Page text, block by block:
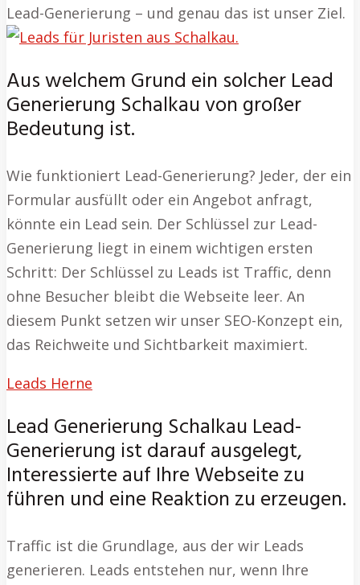
Lead-Generierung – und genau das ist unser Ziel.
Aus welchem Grund ein solcher Lead
Generierung Schalkau von großer
Bedeutung ist.
Wie funktioniert Lead-Generierung? Jeder, der ein
Formular ausfüllt oder ein Angebot anfragt,
könnte ein Lead sein. Der Schlüssel zur Lead-
Generierung liegt in einem wichtigen ersten
Schritt: Der Schlüssel zu Leads ist Traffic, denn
ohne Besucher bleibt die Webseite leer. An
diesem Punkt setzen wir unser SEO-Konzept ein,
das Reichweite und Sichtbarkeit maximiert.
Leads Herne
Lead Generierung Schalkau Lead-
Generierung ist darauf ausgelegt,
Interessierte auf Ihre Webseite zu
führen und eine Reaktion zu erzeugen.
Traffic ist die Grundlage, aus der wir Leads
generieren. Leads entstehen nur, wenn Ihre